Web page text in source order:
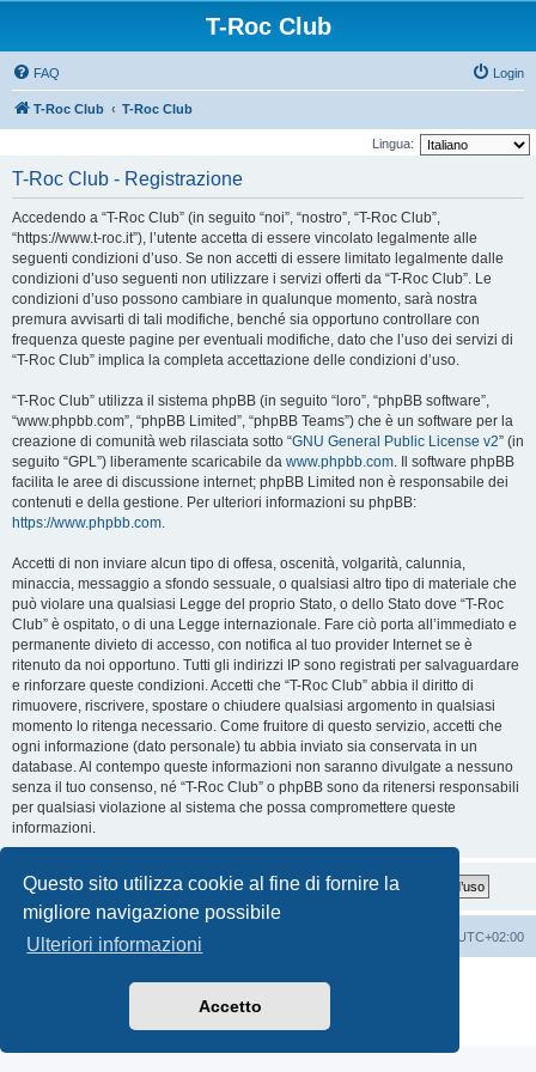
Questo sito utilizza cookie al fine di fornire la
migliore navigazione possibile
Ulteriori informazioni
Accetto
T-Roc Club
FAQ Login
T-Roc Club T-Roc Club
Lingua:
T-Roc Club - Registrazione
Accedendo a “T-Roc Club” (in seguito “noi”, “nostro”, “T-Roc Club”,
“https://www.t-roc.it”), l’utente accetta di essere vincolato legalmente alle
seguenti condizioni d’uso. Se non accetti di essere limitato legalmente dalle
condizioni d’uso seguenti non utilizzare i servizi offerti da “T-Roc Club”. Le
condizioni d’uso possono cambiare in qualunque momento, sarà nostra
premura avvisarti di tali modifiche, benché sia opportuno controllare con
frequenza queste pagine per eventuali modifiche, dato che l’uso dei servizi di
“T-Roc Club” implica la completa accettazione delle condizioni d’uso.
“T-Roc Club” utilizza il sistema phpBB (in seguito “loro”, “phpBB software”,
“www.phpbb.com”, “phpBB Limited”, “phpBB Teams”) che è un software per la
creazione di comunità web rilasciata sotto “GNU General Public License v2” (in
seguito “GPL”) liberamente scaricabile da www.phpbb.com. Il software phpBB
facilita le aree di discussione internet; phpBB Limited non è responsabile dei
contenuti e della gestione. Per ulteriori informazioni su phpBB:
https://www.phpbb.com.
Accetti di non inviare alcun tipo di offesa, oscenità, volgarità, calunnia,
minaccia, messaggio a sfondo sessuale, o qualsiasi altro tipo di materiale che
può violare una qualsiasi Legge del proprio Stato, o dello Stato dove “T-Roc
Club” è ospitato, o di una Legge internazionale. Fare ciò porta all’immediato e
permanente divieto di accesso, con notifica al tuo provider Internet se è
ritenuto da noi opportuno. Tutti gli indirizzi IP sono registrati per salvaguardare
e rinforzare queste condizioni. Accetti che “T-Roc Club” abbia il diritto di
rimuovere, riscrivere, spostare o chiudere qualsiasi argomento in qualsiasi
momento lo ritenga necessario. Come fruitore di questo servizio, accetti che
ogni informazione (dato personale) tu abbia inviato sia conservata in un
database. Al contempo queste informazioni non saranno divulgate a nessuno
senza il tuo consenso, né “T-Roc Club” o phpBB sono da ritenersi responsabili
per qualsiasi violazione al sistema che possa compromettere queste
informazioni.
T-Roc Club T-Roc Club UTC+02:00
Traduzione Italiana